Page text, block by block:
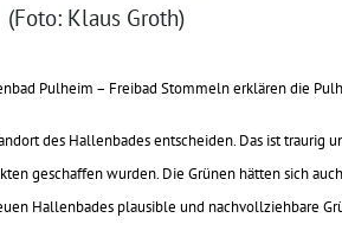
(Foto: Klaus Groth)
Pulheim – Freibad Stommeln erklären die
des Hallenbades entscheiden. Das ist traurig
geschaffen wurden. Die Grünen hätten sich
Hallenbades plausible und nachvollziehbare